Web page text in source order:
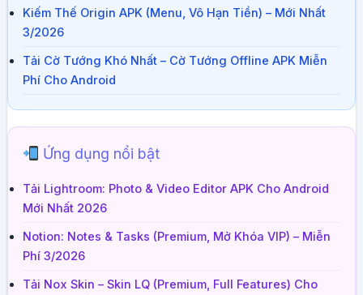
Kiếm Thế Origin APK (Menu, Vô Hạn Tiền) – Mới Nhất
3/2026
Tải Cờ Tướng Khó Nhất – Cờ Tướng Offline APK Miễn
Phí Cho Android
Ứng dụng nổi bật
Tải Lightroom: Photo & Video Editor APK Cho Android
Mới Nhất 2026
Notion: Notes & Tasks (Premium, Mở Khóa VIP) – Miễn
Phí 3/2026
Tải Nox Skin – Skin LQ (Premium, Full Features) Cho